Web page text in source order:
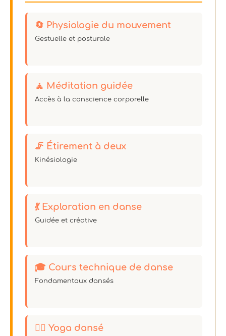
🔄 Physiologie du mouvement
Gestuelle et posturale
🧘 Méditation guidée
Accès à la conscience corporelle
🦵 Étirement à deux
Kinésiologie
💃 Exploration en danse
Guidée et créative
🎓 Cours technique de danse
Fondamentaux dansés
🧘‍♀️ Yoga dansé